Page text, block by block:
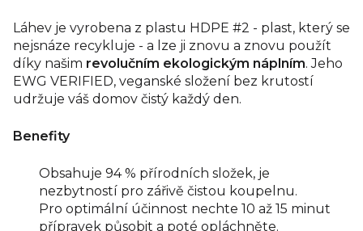
Láhev je vyrobena z plastu HDPE #2 - plast, který se
nejsnáze recykluje - a lze ji znovu a znovu použít
díky našim revolučním ekologickým náplním. Jeho
EWG VERIFIED, veganské složení bez krutostí
udržuje váš domov čistý každý den.
Benefity
Obsahuje 94 % přírodních složek, je
nezbytností pro zářivě čistou koupelnu.
Pro optimální účinnost nechte 10 až 15 minut
přípravek působit a poté opláchněte.